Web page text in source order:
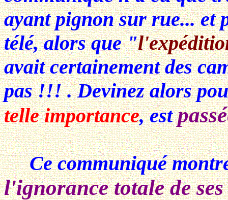
ayant pignon sur rue... et
télé, alors que"
avait certainement des
pas !!!. Devinez alors
telle importance, est
Ce communiqué
l'ignorance totale de